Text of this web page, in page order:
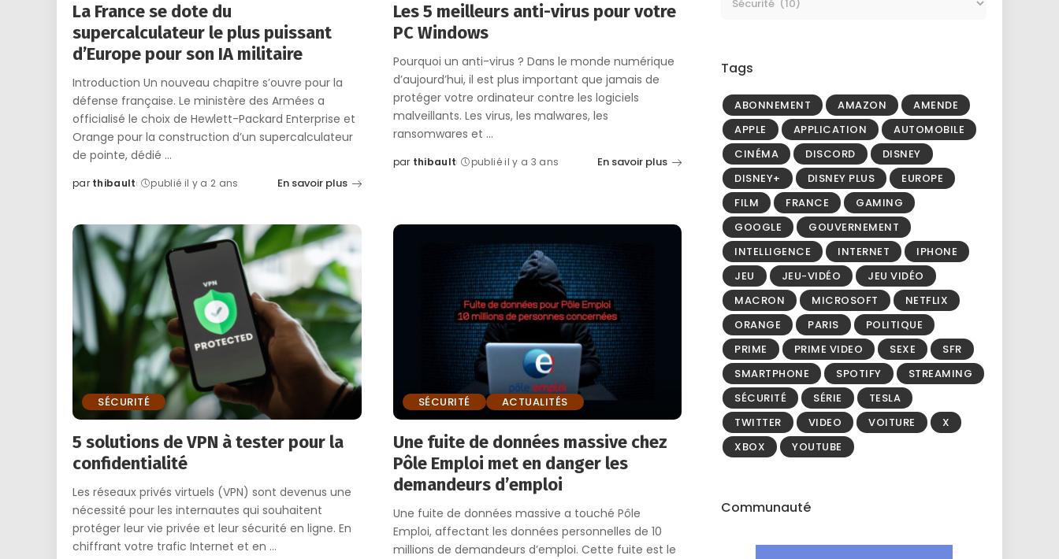
La France se dote du
supercalculateur le plus puissant
d’Europe pour son IA militaire
Introduction Un nouveau chapitre s’ouvre pour la
défense française. Le ministère des Armées a
officialisé le choix de Hewlett-Packard Enterprise et
Orange pour la construction d’un supercalculateur
de pointe, dédié ...
Posted
par thibault publié il y a 2 ans En savoir plus
Les 5 meilleurs anti-virus pour votre
PC Windows
Pourquoi un anti-virus ? Dans le monde numérique
d’aujourd’hui, il est plus important que jamais de
protéger votre ordinateur contre les logiciels
malveillants. Les virus, les malwares, les
ransomwares et ...
Posted
par thibault publié il y a 3 ans En savoir plus
SÉCURITÉ
5 solutions de VPN à tester pour la
confidentialité
Les réseaux privés virtuels (VPN) sont devenus une
nécessité pour les internautes qui souhaitent
protéger leur vie privée et leur sécurité en ligne. En
chiffrant votre trafic Internet et en ...
SÉCURITÉ ACTUALITÉS
Une fuite de données massive chez
Pôle Emploi met en danger les
demandeurs d’emploi
Une fuite de données massive a touché Pôle
Emploi, affectant les données personnelles de 10
millions de demandeurs d’emploi. Cette fuite est le
Tags
ABONNEMENT AMAZON
AMENDE
APPLE
APPLICATION
AUTOMOBILE
CINÉMA
DISCORD
DISNEY
DISNEY+
DISNEY PLUS
EUROPE
FILM
FRANCE
GAMING
GOOGLE
GOUVERNEMENT
INTELLIGENCE
INTERNET
IPHONE
JEU
JEU-VIDÉO
JEU VIDÉO
MACRON
MICROSOFT
NETFLIX
ORANGE
PARIS
POLITIQUE
PRIME
PRIME VIDEO SEXE
SFR
SMARTPHONE
SPOTIFY
STREAMING
SÉCURITÉ
SÉRIE
TESLA
TWITTER
VIDEO VOITURE
X
XBOX
YOUTUBE
Communauté